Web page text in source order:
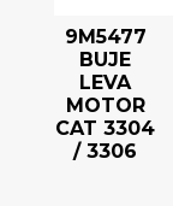
9M5477
BUJE
LEVA
MOTOR
CAT 3304
/ 3306